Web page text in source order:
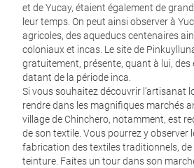
et de Yucay, étaient également de
leur temps. On peut ainsi observer à
agricoles, des aqueducs centenaires
coloniaux et incas. Le site de
gratuitement, présente, quant à lui,
datant de la période inca.
Si vous souhaitez découvrir l’artisanat
rendre dans les magnifiques marchés
village de Chinchero, notamment, est
de son textile. Vous pourrez y observer
fabrication des textiles traditionnels, de
teinture. Faites un tour dans son